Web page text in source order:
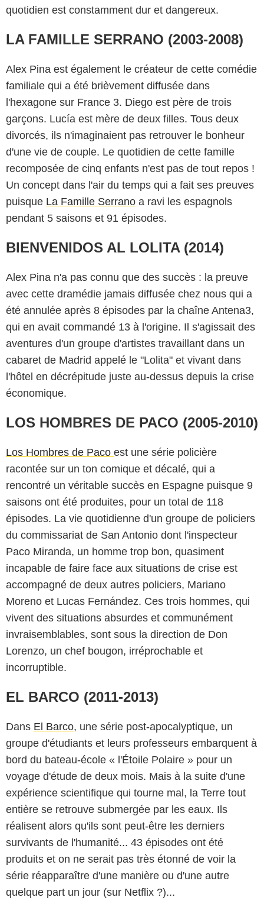
quotidien est constamment dur et dangereux.
LA FAMILLE SERRANO (2003-2008)
Alex Pina est également le créateur de cette comédie
familiale qui a été brièvement diffusée dans
l'hexagone sur France 3. Diego est père de trois
garçons. Lucía est mère de deux filles. Tous deux
divorcés, ils n'imaginaient pas retrouver le bonheur
d'une vie de couple. Le quotidien de cette famille
recomposée de cinq enfants n'est pas de tout repos !
Un concept dans l'air du temps qui a fait ses preuves
puisque La Famille Serrano a ravi les espagnols
pendant 5 saisons et 91 épisodes.
BIENVENIDOS AL LOLITA (2014)
Alex Pina n'a pas connu que des succès : la preuve
avec cette dramédie jamais diffusée chez nous qui a
été annulée après 8 épisodes par la chaîne Antena3,
qui en avait commandé 13 à l'origine. Il s'agissait des
aventures d'un groupe d'artistes travaillant dans un
cabaret de Madrid appelé le "Lolita" et vivant dans
l'hôtel en décrépitude juste au-dessus depuis la crise
économique.
LOS HOMBRES DE PACO (2005-2010)
Los Hombres de Paco est une série policière
racontée sur un ton comique et décalé, qui a
rencontré un véritable succès en Espagne puisque 9
saisons ont été produites, pour un total de 118
épisodes. La vie quotidienne d'un groupe de policiers
du commissariat de San Antonio dont l'inspecteur
Paco Miranda, un homme trop bon, quasiment
incapable de faire face aux situations de crise est
accompagné de deux autres policiers, Mariano
Moreno et Lucas Fernández. Ces trois hommes, qui
vivent des situations absurdes et communément
invraisemblables, sont sous la direction de Don
Lorenzo, un chef bougon, irréprochable et
incorruptible.
EL BARCO (2011-2013)
Dans El Barco, une série post-apocalyptique, un
groupe d'étudiants et leurs professeurs embarquent à
bord du bateau-école « l'Étoile Polaire » pour un
voyage d'étude de deux mois. Mais à la suite d'une
expérience scientifique qui tourne mal, la Terre tout
entière se retrouve submergée par les eaux. Ils
réalisent alors qu'ils sont peut-être les derniers
survivants de l'humanité... 43 épisodes ont été
produits et on ne serait pas très étonné de voir la
série réapparaître d'une manière ou d'une autre
quelque part un jour (sur Netflix ?)...